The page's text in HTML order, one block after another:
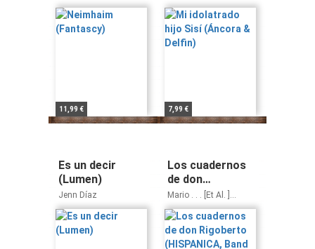
Lorenzo
11,99 € 7,99 €
Es un decir
(Lumen)
Jenn Díaz
Los cuadernos
de don
Rigoberto
(HISPANICA,
Band 717031)
Mario . . . [Et Al. ]
Vargas Llosa